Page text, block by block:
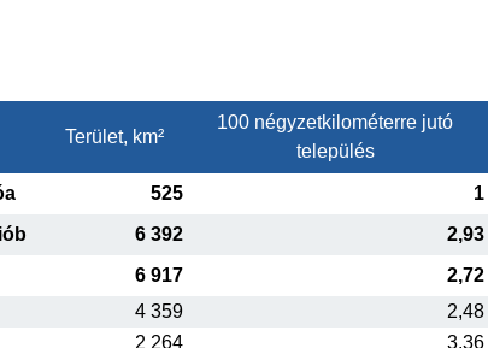
Terület, km²
100 négyzetkilométerre jutó
település
525 1
6 392 2,93
6 917 2,72
4 359 2,48
2 264 3,36